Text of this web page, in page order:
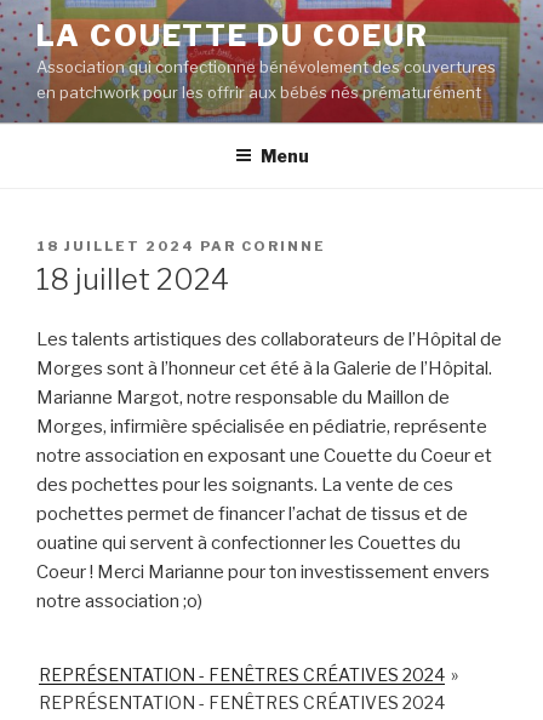
Aller
au
contenu
principal
LA COUETTE DU COEUR
Association qui confectionne bénévolement des couvertures
en patchwork pour les offrir aux bébés nés prématurément
Menu
PUBLIÉ
LE
18 JUILLET 2024 PAR CORINNE
18 juillet 2024
Les talents artistiques des collaborateurs de l’Hôpital de
Morges sont à l’honneur cet été à la Galerie de l’Hôpital.
Marianne Margot, notre responsable du Maillon de
Morges, infirmière spécialisée en pédiatrie, représente
notre association en exposant une Couette du Coeur et
des pochettes pour les soignants. La vente de ces
pochettes permet de financer l’achat de tissus et de
ouatine qui servent à confectionner les Couettes du
Coeur ! Merci Marianne pour ton investissement envers
notre association ;o)
REPRÉSENTATION - FENÊTRES CRÉATIVES 2024 »
REPRÉSENTATION - FENÊTRES CRÉATIVES 2024